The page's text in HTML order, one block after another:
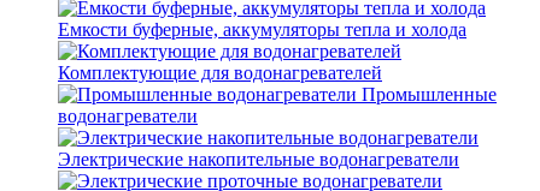
Емкости буферные, аккумуляторы тепла и холода
Комплектующие для водонагревателей
Промышленные
водонагреватели
Электрические накопительные водонагреватели